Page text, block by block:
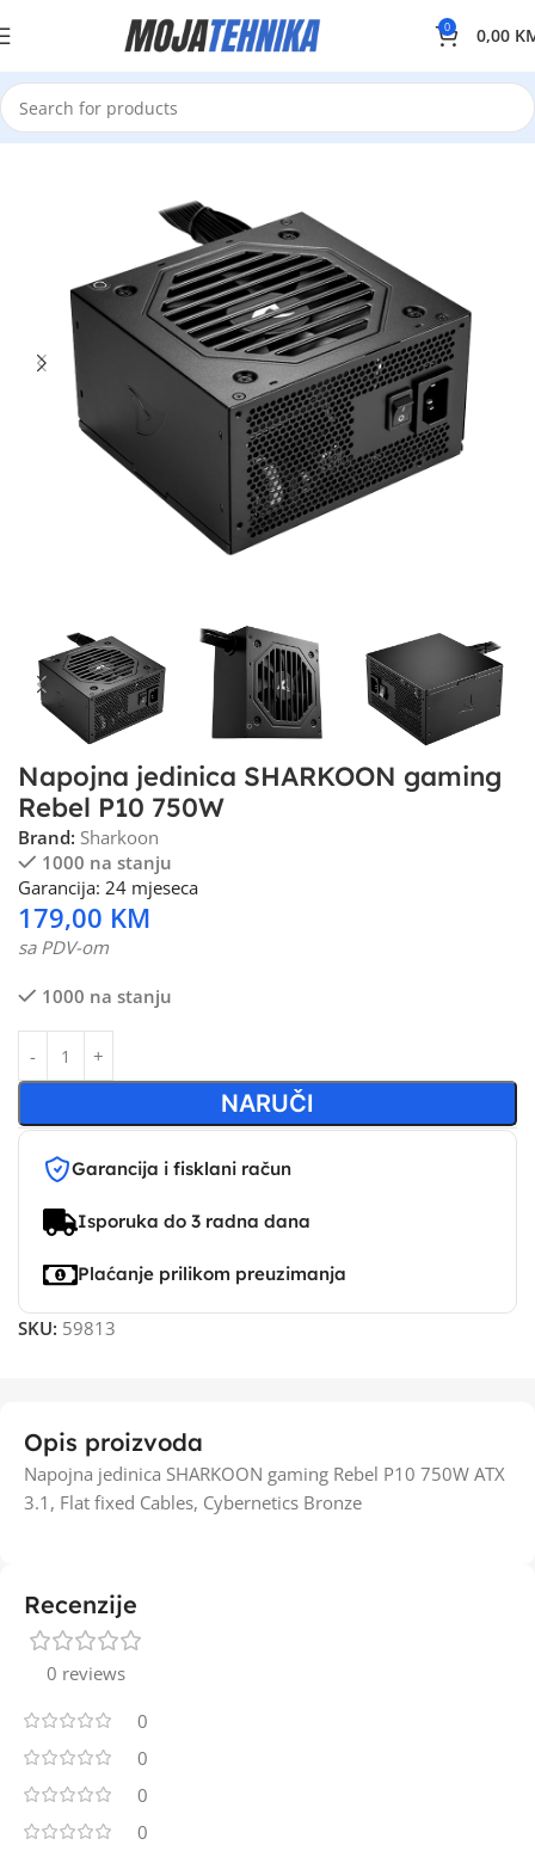
0 0,00
Napojna jedinica SHARKOON gaming
Rebel P10 750W
Brand: Sharkoon
1000 na stanju
Garancija: 24 mjeseca
179,00 KM
sa PDV-om
1000 na stanju
NARUČI
Garancija i fisklani račun
Isporuka do 3 radna dana
Plaćanje prilikom preuzimanja
SKU: 59813
Opis proizvoda
Napojna jedinica SHARKOON gaming Rebel P10 750W ATX
3.1, Flat fixed Cables, Cybernetics Bronze
Recenzije
0 reviews
0
0
0
0